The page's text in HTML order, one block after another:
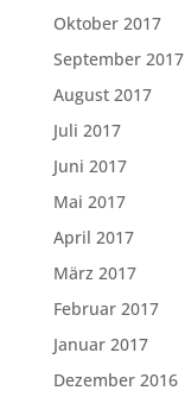
Oktober 2017
September 2017
August 2017
Juli 2017
Juni 2017
Mai 2017
April 2017
März 2017
Februar 2017
Januar 2017
Dezember 2016